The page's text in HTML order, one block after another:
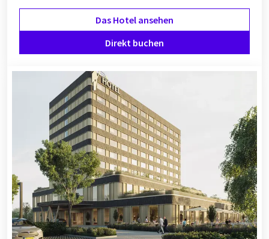
Das Hotel ansehen
Direkt buchen